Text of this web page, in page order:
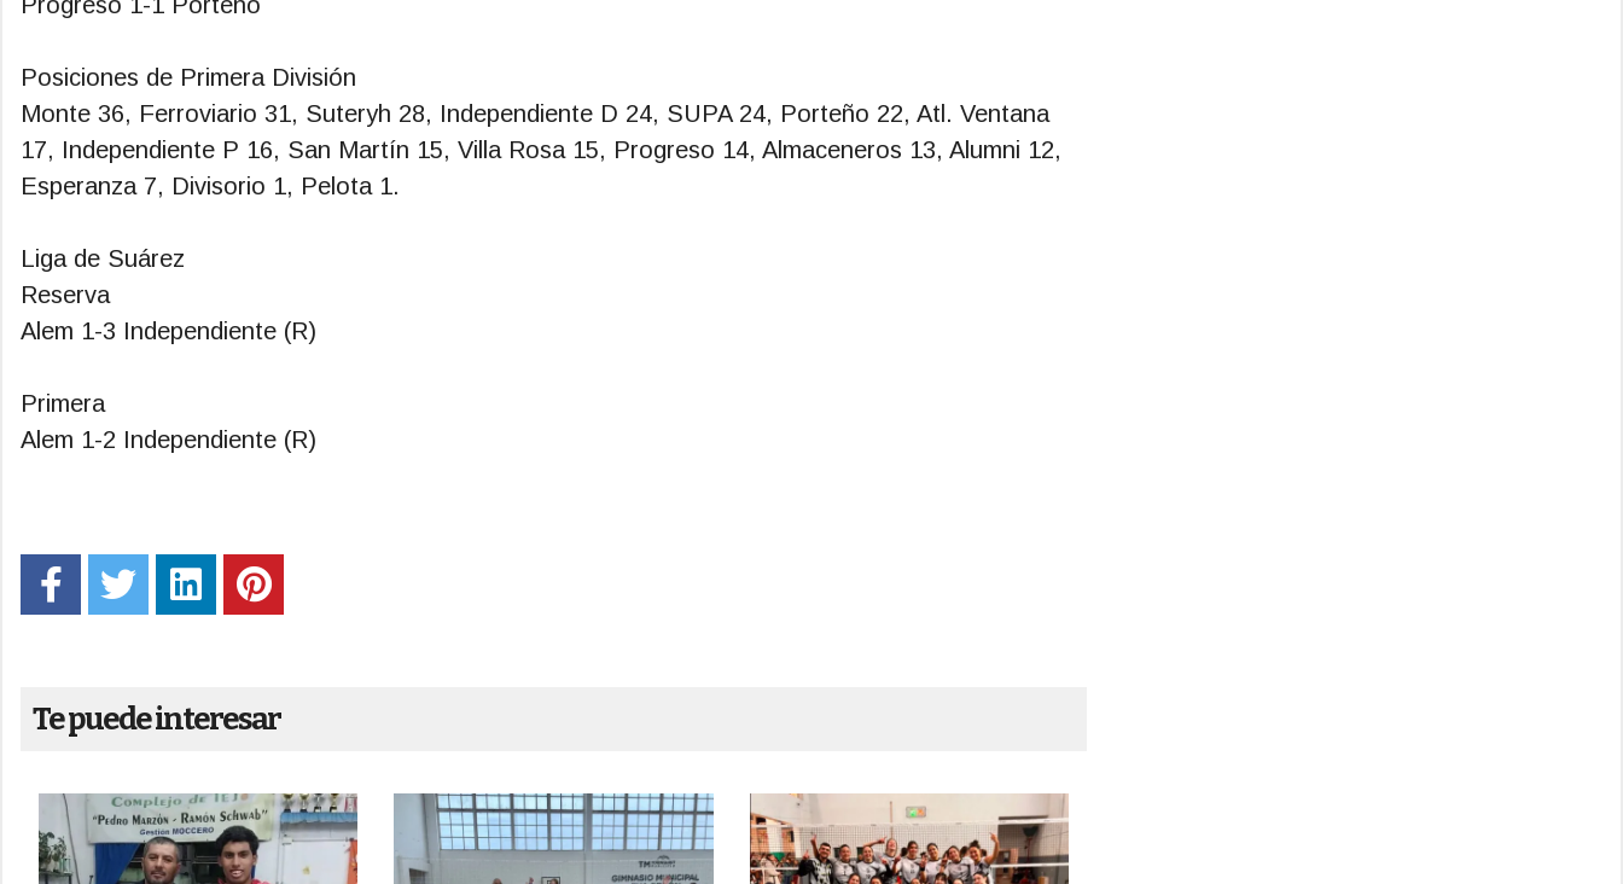
Posiciones de Primera División
Monte 36, Ferroviario 31, Suteryh 28, Independiente D 24, SUPA 24, Porteño 22, Atl. Ventana
17, Independiente P 16, San Martín 15, Villa Rosa 15, Progreso 14, Almaceneros 13, Alumni 12,
Esperanza 7, Divisorio 1, Pelota 1.
Liga de Suárez
Reserva
Alem 1-3 Independiente (R)
Primera
Alem 1-2 Independiente (R)
Te puede interesar